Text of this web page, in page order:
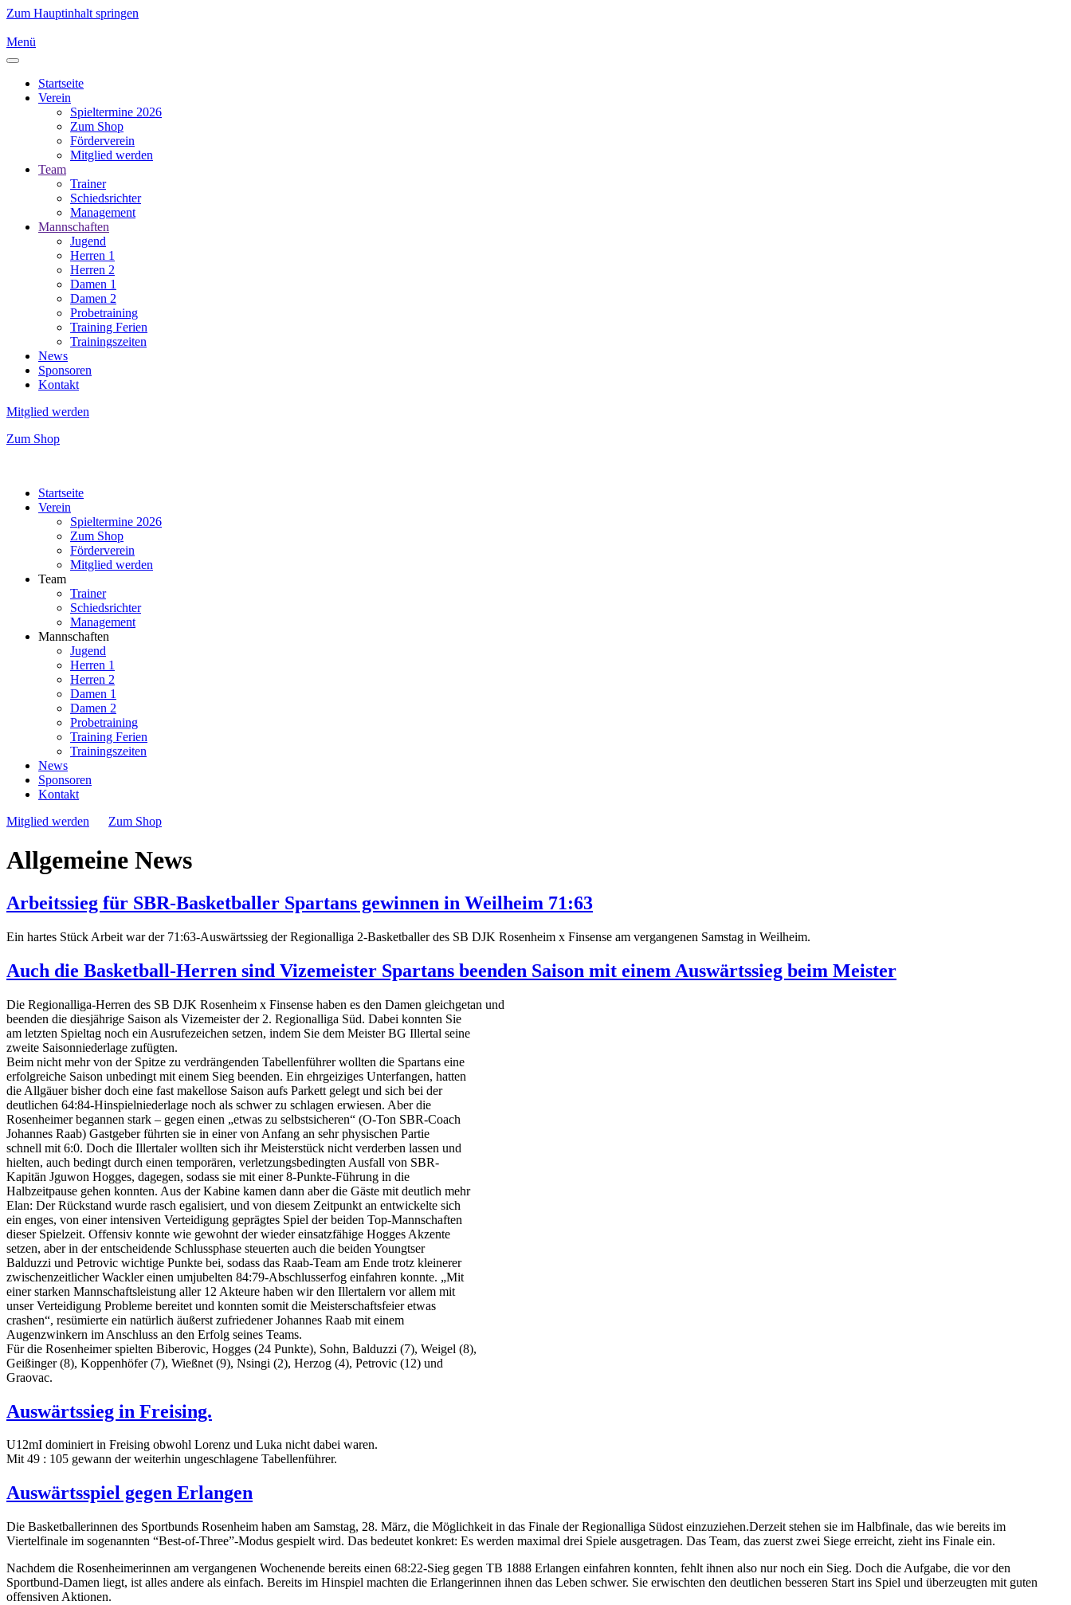
Zum Hauptinhalt springen
Menü
Startseite
Verein
Spieltermine 2026
Zum Shop
Förderverein
Mitglied werden
Team
Trainer
Schiedsrichter
Management
Mannschaften
Jugend
Herren 1
Herren 2
Damen 1
Damen 2
Probetraining
Training Ferien
Trainingszeiten
News
Sponsoren
Kontakt
Mitglied werden
Zum Shop
Startseite
Verein
Spieltermine 2026
Zum Shop
Förderverein
Mitglied werden
Team
Trainer
Schiedsrichter
Management
Mannschaften
Jugend
Herren 1
Herren 2
Damen 1
Damen 2
Probetraining
Training Ferien
Trainingszeiten
News
Sponsoren
Kontakt
Mitglied werden
Zum Shop
Allgemeine News
Arbeitssieg für SBR-Basketballer Spartans gewinnen in Weilheim 71:63
Ein hartes Stück Arbeit war der 71:63-Auswärtssieg der Regionalliga 2-Basketballer des SB DJK Rosenheim x Finsense am vergangenen Samstag in Weilheim.
Auch die Basketball-Herren sind Vizemeister Spartans beenden Saison mit einem Auswärtssieg beim Meister
Die Regionalliga-Herren des SB DJK Rosenheim x Finsense haben es den Damen gleichgetan und
beenden die diesjährige Saison als Vizemeister der 2. Regionalliga Süd. Dabei konnten Sie
am letzten Spieltag noch ein Ausrufezeichen setzen, indem Sie dem Meister BG Illertal seine
zweite Saisonniederlage zufügten.
Beim nicht mehr von der Spitze zu verdrängenden Tabellenführer wollten die Spartans eine
erfolgreiche Saison unbedingt mit einem Sieg beenden. Ein ehrgeiziges Unterfangen, hatten
die Allgäuer bisher doch eine fast makellose Saison aufs Parkett gelegt und sich bei der
deutlichen 64:84-Hinspielniederlage noch als schwer zu schlagen erwiesen. Aber die
Rosenheimer begannen stark – gegen einen „etwas zu selbstsicheren“ (O-Ton SBR-Coach
Johannes Raab) Gastgeber führten sie in einer von Anfang an sehr physischen Partie
schnell mit 6:0. Doch die Illertaler wollten sich ihr Meisterstück nicht verderben lassen und
hielten, auch bedingt durch einen temporären, verletzungsbedingten Ausfall von SBR-
Kapitän Jguwon Hogges, dagegen, sodass sie mit einer 8-Punkte-Führung in die
Halbzeitpause gehen konnten. Aus der Kabine kamen dann aber die Gäste mit deutlich mehr
Elan: Der Rückstand wurde rasch egalisiert, und von diesem Zeitpunkt an entwickelte sich
ein enges, von einer intensiven Verteidigung geprägtes Spiel der beiden Top-Mannschaften
dieser Spielzeit. Offensiv konnte wie gewohnt der wieder einsatzfähige Hogges Akzente
setzen, aber in der entscheidende Schlussphase steuerten auch die beiden Youngtser
Balduzzi und Petrovic wichtige Punkte bei, sodass das Raab-Team am Ende trotz kleinerer
zwischenzeitlicher Wackler einen umjubelten 84:79-Abschlusserfog einfahren konnte. „Mit
einer starken Mannschaftsleistung aller 12 Akteure haben wir den Illertalern vor allem mit
unser Verteidigung Probleme bereitet und konnten somit die Meisterschaftsfeier etwas
crashen“, resümierte ein natürlich äußerst zufriedener Johannes Raab mit einem
Augenzwinkern im Anschluss an den Erfolg seines Teams.
Für die Rosenheimer spielten Biberovic, Hogges (24 Punkte), Sohn, Balduzzi (7), Weigel (8),
Geißinger (8), Koppenhöfer (7), Wießnet (9), Nsingi (2), Herzog (4), Petrovic (12) und
Graovac.
Auswärtssieg in Freising.
U12mI dominiert in Freising obwohl Lorenz und Luka nicht dabei waren.
Mit 49 : 105 gewann der weiterhin ungeschlagene Tabellenführer.
Auswärtsspiel gegen Erlangen
Die Basketballerinnen des Sportbunds Rosenheim haben am Samstag, 28. März, die Möglichkeit in das Finale der Regionalliga Südost einzuziehen.Derzeit stehen sie im Halbfinale, das wie bereits im
Viertelfinale im sogenannten “Best-of-Three”-Modus gespielt wird. Das bedeutet konkret: Es werden maximal drei Spiele ausgetragen. Das Team, das zuerst zwei Siege erreicht, zieht ins Finale ein.
Nachdem die Rosenheimerinnen am vergangenen Wochenende bereits einen 68:22-Sieg gegen TB 1888 Erlangen einfahren konnten, fehlt ihnen also nur noch ein Sieg. Doch die Aufgabe, die vor den
Sportbund-Damen liegt, ist alles andere als einfach. Bereits im Hinspiel machten die Erlangerinnen ihnen das Leben schwer. Sie erwischten den deutlichen besseren Start ins Spiel und überzeugten mit guten
offensiven Aktionen.